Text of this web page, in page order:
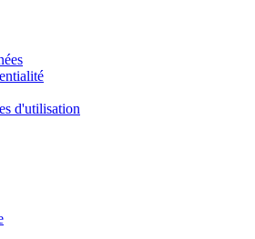
d'utilisation